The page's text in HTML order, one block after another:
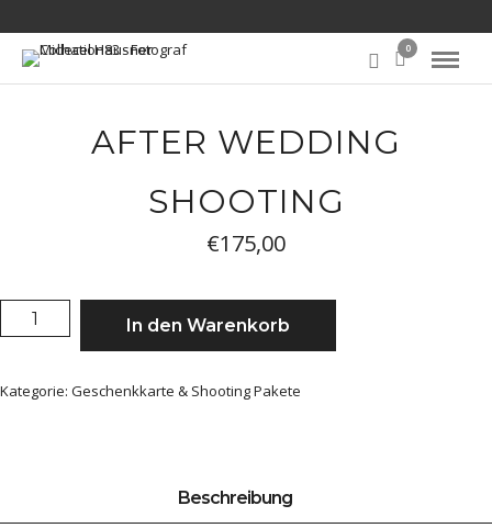
0
AFTER WEDDING
SHOOTING
€175,00
AFTER
WEDDING
MENGE
In den Warenkorb
Kategorie: Geschenkkarte & Shooting Pakete